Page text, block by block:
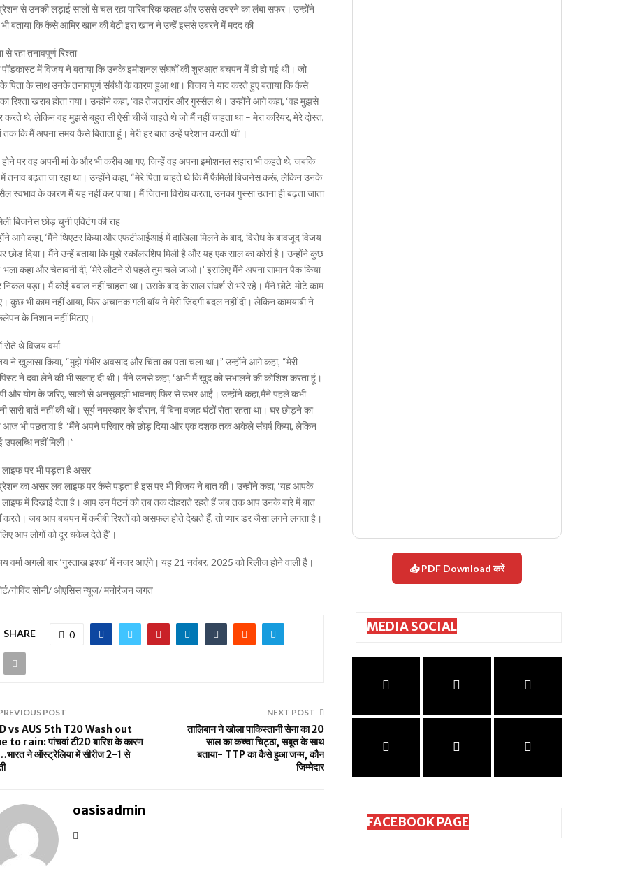
से उनकी लड़ाई सालों से चल रहा पारिवारिक कलह और उससे उबरने का लंबा सफर। उन्होंने
बताया कि कैसे आमिर खान की बेटी इरा खान ने उन्हें इससे उबरने में मदद की
से रहा तनावपूर्ण रिश्ता
में विजय ने बताया कि उनके इमोशनल संघर्षों की शुरुआत बचपन में ही हो गई थी। जो
पिता के साथ उनके तनावपूर्ण संबंधों के कारण हुआ था। विजय ने याद करते हुए बताया कि कैसे
रिश्ता खराब होता गया। उन्होंने कहा, ‘वह तेजतर्रार और गुस्सैल थे। उन्होंने आगे कहा, ‘वह मुझसे
करते थे, लेकिन वह मुझसे बहुत सी ऐसी चीजें चाहते थे जो मैं नहीं चाहता था – मेरा करियर, मेरे दोस्त,
तक कि मैं अपना समय कैसे बिताता हूं। मेरी हर बात उन्हें परेशान करती थी’।
पर वह अपनी मां के और भी करीब आ गए, जिन्हें वह अपना इमोशनल सहारा भी कहते थे, जबकि
तनाव बढ़ता जा रहा था। उन्होंने कहा, “मेरे पिता चाहते थे कि मैं फैमिली बिजनेस करूं, लेकिन उनके
स्वभाव के कारण मैं यह नहीं कर पाया। मैं जितना विरोध करता, उनका गुस्सा उतना ही बढ़ता जाता
बिजनेस छोड़ चुनी एक्टिंग की राह
आगे कहा, ‘मैंने थिएटर किया और एफटीआईआई में दाखिला मिलने के बाद, विरोध के बावजूद विजय
छोड़ दिया। मैंने उन्हें बताया कि मुझे स्कॉलरशिप मिली है और यह एक साल का कोर्स है। उन्होंने कुछ
भला कहा और चेतावनी दी, ‘मेरे लौटने से पहले तुम चले जाओ।’ इसलिए मैंने अपना सामान पैक किया
पड़ा। मैं कोई बवाल नहीं चाहता था। उसके बाद के साल संघर्श से भरे रहे। मैंने छोटे-मोटे काम
कुछ भी काम नहीं आया, फिर अचानक गली बॉय ने मेरी जिंदगी बदल नहीं दी। लेकिन कामयाबी ने
के निशान नहीं मिटाए।
रोते थे विजय वर्मा
ने खुलासा किया, “मुझे गंभीर अवसाद और चिंता का पता चला था।” उन्होंने आगे कहा, “मेरी
ने दवा लेने की भी सलाह दी थी। मैंने उनसे कहा, ‘अभी मैं खुद को संभालने की कोशिश करता हूं।
और योग के जरिए, सालों से अनसुलझी भावनाएं फिर से उभर आईं। उन्होंने कहा,मैंने पहले कभी
सारी बातें नहीं की थीं। सूर्य नमस्कार के दौरान, मैं बिना वजह घंटों रोता रहता था। घर छोड़ने का
भी पछतावा है “मैंने अपने परिवार को छोड़ दिया और एक दशक तक अकेले संघर्ष किया, लेकिन
उपलब्धि नहीं मिली।”
पर भी पड़ता है असर
का असर लव लाइफ पर कैसे पड़ता है इस पर भी विजय ने बात की। उन्होंने कहा, ‘यह आपके
में दिखाई देता है। आप उन पैटर्न को तब तक दोहराते रहते हैं जब तक आप उनके बारे में बात
करते। जब आप बचपन में करीबी रिश्तों को असफल होते देखते हैं, तो प्यार डर जैसा लगने लगता है।
आप लोगों को दूर धकेल देते हैं’।
वर्मा अगली बार ‘गुस्ताख इश्क’ में नजर आएंगे। यह 21 नवंबर, 2025 को रिलीज होने वाली है।
गोविंद सोनी/ ओएसिस न्यूज/ मनोरंजन जगत
SHARE 0
POST
vs AUS 5th T20 Wash out
to rain: पांचवां टी20 बारिश के कारण
ने ऑस्ट्रेलिया में सीरीज 2-1 से
NEXT POST
तालिबान ने खोला पाकिस्‍तानी सेना का 20
साल का कच्चा चिट्ठा, सबूत के साथ
बताया- TTP का कैसे हुआ जन्म, कौन
जिम्मेदार
oasisadmin
📥 PDF Download करें
MEDIA SOCIAL
FACEBOOK PAGE